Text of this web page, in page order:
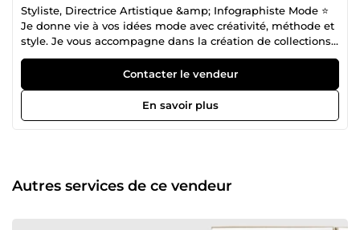
Styliste, Directrice Artistique &amp; Infographiste Mode ⭐
Je donne vie à vos idées mode avec créativité, méthode et
style. Je vous accompagne dans la création de collections,
d’identités visuelles mode, et dans la réalisation de
contenus visuels professionnels (croquis, fiches
techniques, stylisme photo, retouches). J’ai collaboré avec
des studios et maisons de création à l’international, au
Cambodge, au Canada, et récemment en Inde, Mon
Illustrator Dessins techniques professionnels prêts pour la
production Moodboards et recherches tendances Stylisme
Contacter le vendeur
En savoir plus
Autres services de ce vendeur